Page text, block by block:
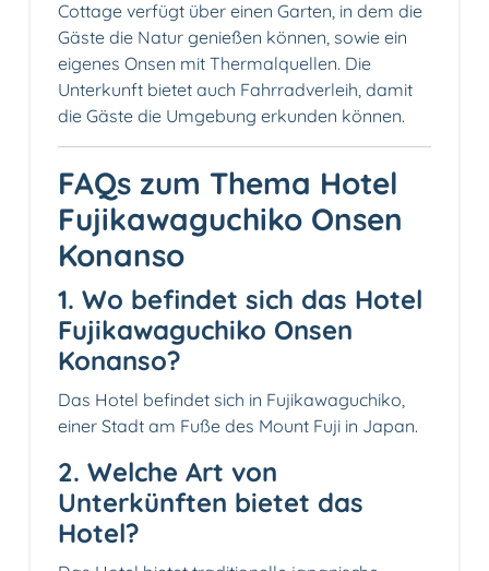
Cottage verfügt über einen Garten, in dem die
Gäste die Natur genießen können, sowie ein
eigenes Onsen mit Thermalquellen. Die
Unterkunft bietet auch Fahrradverleih, damit
die Gäste die Umgebung erkunden können.
FAQs zum Thema Hotel
Fujikawaguchiko Onsen
Konanso
1. Wo befindet sich das Hotel
Fujikawaguchiko Onsen
Konanso?
Das Hotel befindet sich in Fujikawaguchiko,
einer Stadt am Fuße des Mount Fuji in Japan.
2. Welche Art von
Unterkünften bietet das
Hotel?